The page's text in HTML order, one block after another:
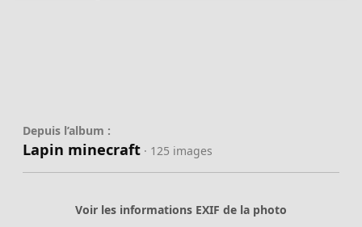
Depuis l’album :
Lapin minecraft · 125 images
Voir les informations EXIF de la photo